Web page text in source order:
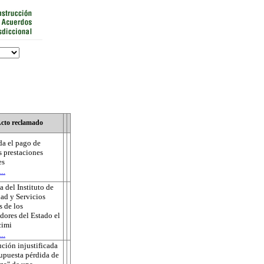
reclamado
el pago de
prestaciones
del Instituto de
y Servicios
de los
del Estado el
injustificada
pérdida de